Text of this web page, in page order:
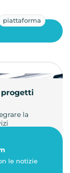
piattaforma
progetti
la
le notizie